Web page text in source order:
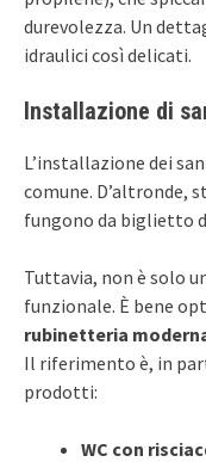
durevolezza. Un
idraulici così delicati.
Installazione di
L’installazione dei
comune. D’altronde,
fungono da biglietto
Tuttavia, non è solo
funzionale. È bene
rubinetteria
Il riferimento è, in
prodotti:
WC con